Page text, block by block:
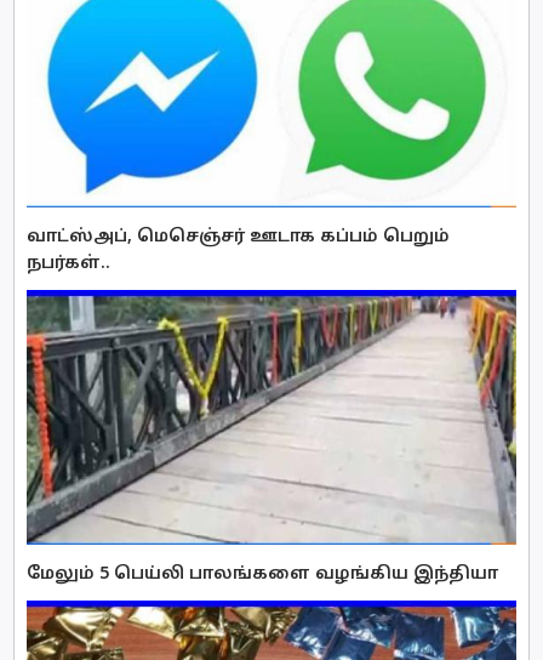
வாட்ஸ்அப், மெசெஞ்சர் ஊடாக கப்பம் பெறும்
நபர்கள்..
மேலும் 5 பெய்லி பாலங்களை வழங்கிய இந்தியா